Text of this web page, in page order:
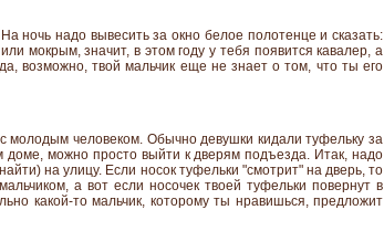
ночь надо вывесить за окно белое полотенце и сказать:
мокрым, значит, в этом году у тебя появится кавалер, а
возможно, твой мальчик еще не знает о том, что ты его
молодым человеком. Обычно девушки кидали туфельку за
доме, можно просто выйти к дверям подъезда. Итак, надо
на улицу. Если носок туфельки "смотрит" на дверь, то
а вот если носочек твоей туфельки повернут в
какой-то мальчик, которому ты нравишься, предложит